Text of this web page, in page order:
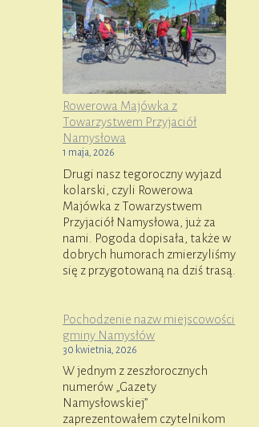
Rowerowa Majówka z
Towarzystwem Przyjaciół
Namysłowa
1 maja, 2026
Drugi nasz tegoroczny wyjazd
kolarski, czyli Rowerowa
Majówka z Towarzystwem
Przyjaciół Namysłowa, już za
nami. Pogoda dopisała, także w
dobrych humorach zmierzyliśmy
się z przygotowaną na dziś trasą.
Pochodzenie nazw miejscowości
gminy Namysłów
30 kwietnia, 2026
W jednym z zeszłorocznych
numerów „Gazety
Namysłowskiej”
zaprezentowałem czytelnikom